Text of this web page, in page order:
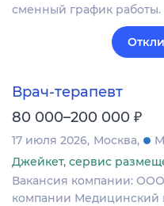
сменный график работы.
Врач-терапевт
80 000–200 000 ₽
17 июля 2026 Москва
Джейкет, сервис
Вакансия компании:
компании Медицинский